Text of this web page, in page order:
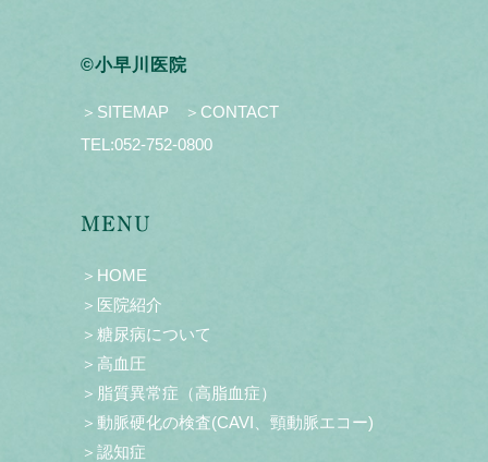
©小早川医院
＞SITEMAP
＞CONTACT
TEL:052-752-0800
MENU
＞HOME
＞医院紹介
＞糖尿病について
＞高血圧
＞脂質異常症（高脂血症）
＞動脈硬化の検査(CAVI、頸動脈エコー)
＞認知症